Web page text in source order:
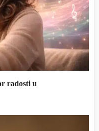
radosti u